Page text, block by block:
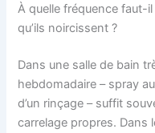
À quelle fréquence faut-
qu’ils noircissent ?
Dans une salle de bain
hebdomadaire – spray
d’un rinçage – suffit
carrelage propres. Dans